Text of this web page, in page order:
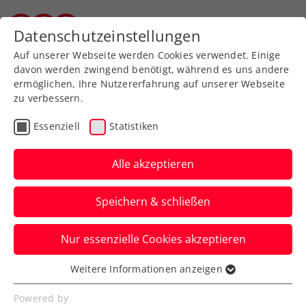
Zurück zur Newsübersicht
Turniere
Oberleitner greift bei
ATP-Challenger in
Karlsruhe nach
Doppeltitel
Das ÖTV-Ass setzt damit in Deutschland
zugleich seine Nachbarland-Serie fort.
Verfasst von: Manuel Wachta, 08.07.2023
Datenschutzeinstellungen
Auf unserer Webseite werden Cookies verwendet. Einige
davon werden zwingend benötigt, während es uns andere
ermöglichen, Ihre Nutzererfahrung auf unserer Webseite
zu verbessern.
Essenziell Statistiken
Alle akzeptieren
Speichern & schließen
Nur essenzielle Cookies akzeptieren
Essenziell
Essenzielle Cookies werden für grundlegende
Weitere Informationen anzeigen
Powered by